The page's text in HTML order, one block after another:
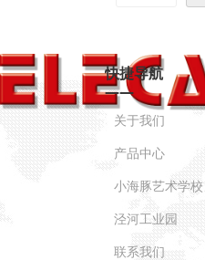
快捷导航
——
关于我们
产品中心
小海豚艺术学校
泾河工业园
联系我们